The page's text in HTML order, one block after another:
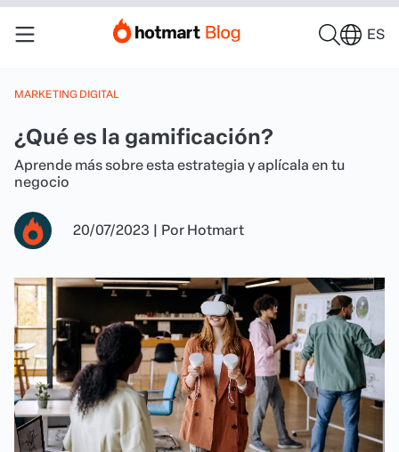
ES
MARKETING DIGITAL
¿Qué es la gamificación?
Aprende más sobre esta estrategia y aplícala en tu
negocio
20/07/2023 | Por Hotmart